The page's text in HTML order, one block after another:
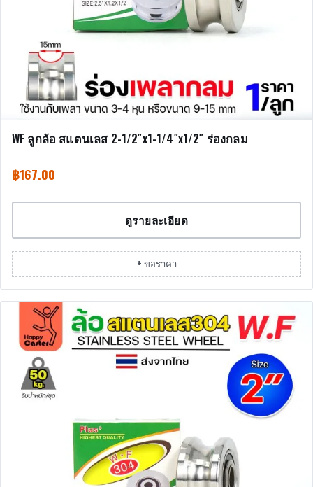
WF ลูกล้อ สแตนเลส 2-1/2″x1-1/4″x1/2″ ร่องกลม
฿167.00
ดูรายละเอียด
+ ขอราคา